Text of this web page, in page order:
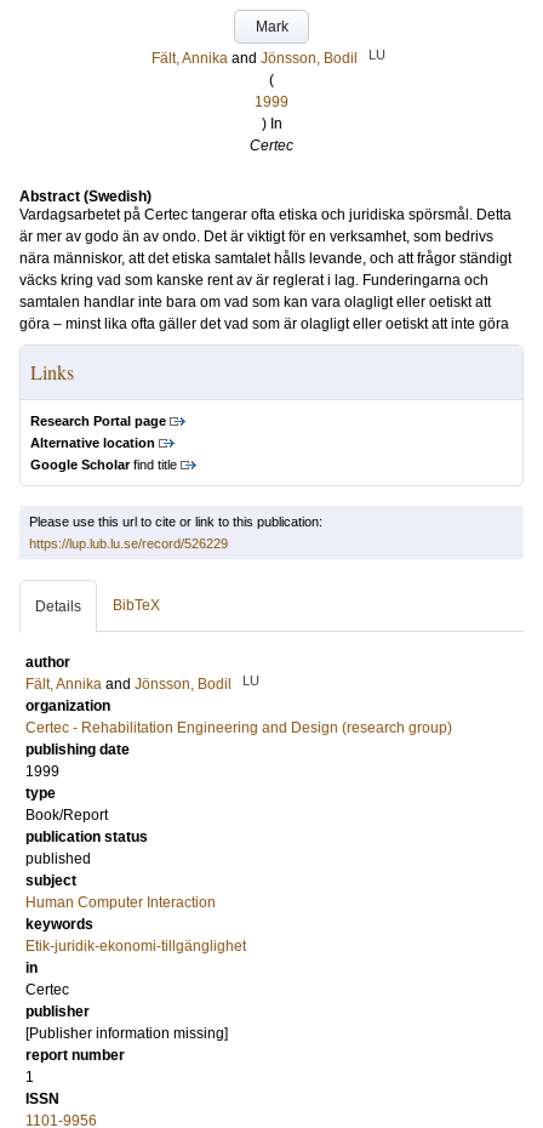
Mark
Fält, Annika and Jönsson, Bodil LU
(
1999
) In
Certec
Abstract (Swedish)
Vardagsarbetet på Certec tangerar ofta etiska och juridiska spörsmål. Detta
är mer av godo än av ondo. Det är viktigt för en verksamhet, som bedrivs
nära människor, att det etiska samtalet hålls levande, och att frågor ständigt
väcks kring vad som kanske rent av är reglerat i lag. Funderingarna och
samtalen handlar inte bara om vad som kan vara olagligt eller oetiskt att
göra – minst lika ofta gäller det vad som är olagligt eller oetiskt att inte göra
Links
Research Portal page
Alternative location
Google Scholarfind title
Please use this url to cite or link to this publication:
https://lup.lub.lu.se/record/526229
Details BibTeX
author
Fält, Annika and Jönsson, Bodil LU
organization
Certec - Rehabilitation Engineering and Design (research group)
publishing date
1999
type
Book/Report
publication status
published
subject
Human Computer Interaction
keywords
Etik-juridik-ekonomi-tillgänglighet
in
Certec
publisher
[Publisher information missing]
report number
1
ISSN
1101-9956